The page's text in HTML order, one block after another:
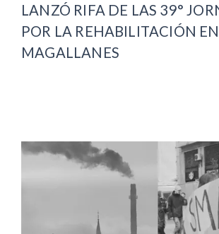
LANZÓ RIFA DE LAS 39°
POR LA REHABILITACIÓN EN
MAGALLANES